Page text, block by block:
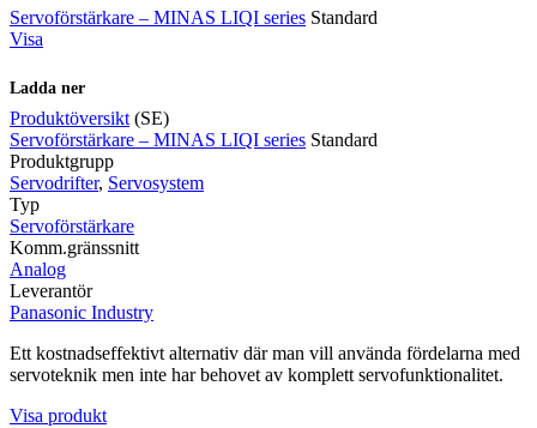
Servoförstärkare – MINAS LIQI series Standard
Visa
Ladda ner
Produktöversikt (SE)
Servoförstärkare – MINAS LIQI series Standard
Produktgrupp
Servodrifter, Servosystem
Typ
Servoförstärkare
Komm.gränssnitt
Analog
Leverantör
Panasonic Industry
Ett kostnadseffektivt alternativ där man vill använda fördelarna med
servoteknik men inte har behovet av komplett servofunktionalitet.
Visa produkt